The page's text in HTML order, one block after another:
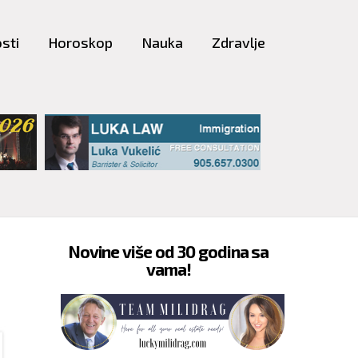
Horoskop Nauka Zdravlje
Novine više od 30 godina sa
vama!